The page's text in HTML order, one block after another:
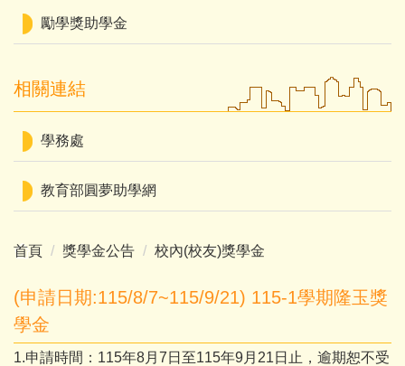
勵學獎助學金
相關連結
學務處
教育部圓夢助學網
首頁 獎學金公告 校內(校友)獎學金
(申請日期:115/8/7~115/9/21) 115-1學期隆玉獎
學金
1.申請時間：115年8月7日至115年9月21日止，逾期恕不受